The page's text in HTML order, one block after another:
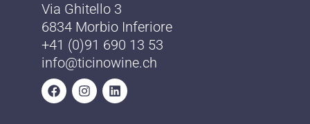
Via Ghitello 3
6834 Morbio Inferiore
+41 (0)91 690 13 53
info@ticinowine.ch